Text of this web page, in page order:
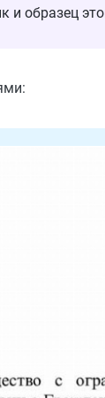
и образец